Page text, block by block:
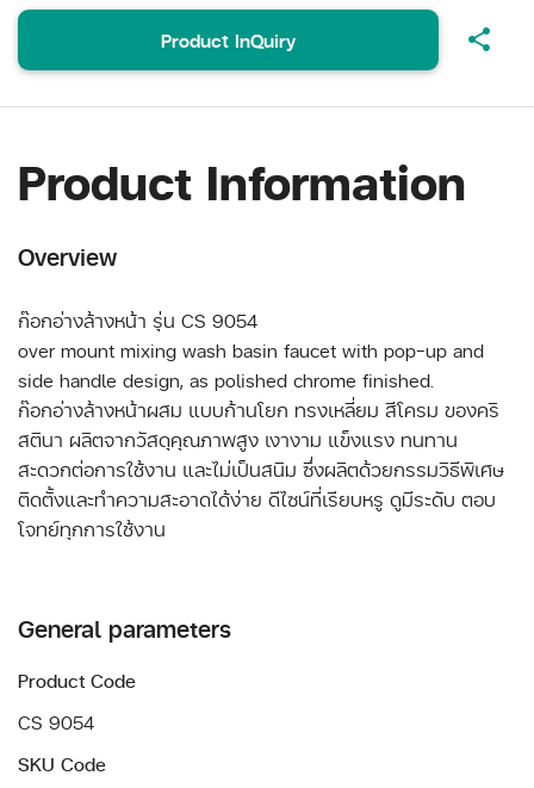
Product InQuiry share
Product Information
Overview
ก๊อกอ่างล้างหน้า รุ่น CS 9054
over mount mixing wash basin faucet with pop-up and
side handle design, as polished chrome finished.
ก๊อกอ่างล้างหน้าผสม แบบก้านโยก ทรงเหลี่ยม สีโครม ของคริ
สตินา ผลิตจากวัสดุคุณภาพสูง เงางาม แข็งแรง ทนทาน
สะดวกต่อการใช้งาน และไม่เป็นสนิม ซึ่งผลิตด้วยกรรมวิธีพิเศษ
ติดตั้งและทำความสะอาดได้ง่าย ดีไซน์ที่เรียบหรู ดูมีระดับ ตอบ
โจทย์ทุกการใช้งาน
General parameters
Product Code
CS 9054
SKU Code